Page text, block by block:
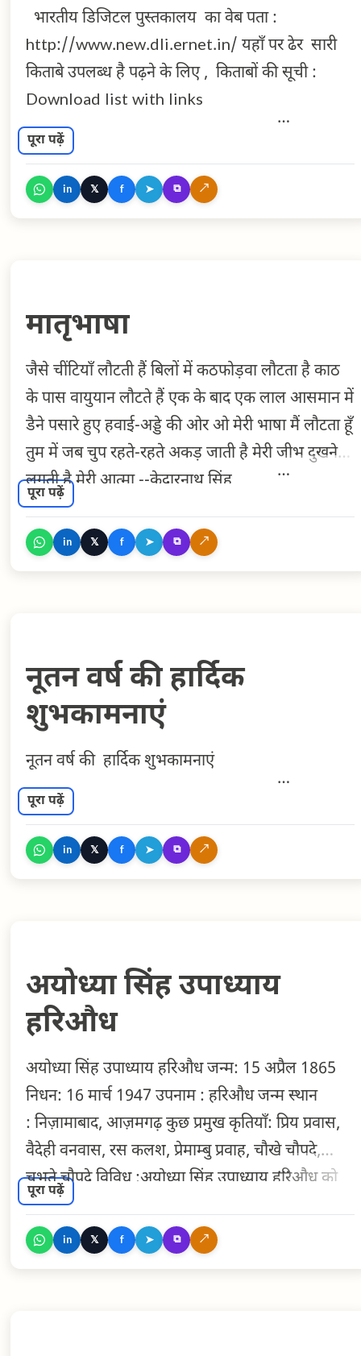
१९३२-३३ में वे माखनलाल चतुर्वेदी के संपर्क में आए और
वे आग्रहपूर्वक कर्मवीर में भवानी प्रसाद मिश्र की कविताएँ
प्रकाशित करते रहे। हंस में काफी कविताएँ छपीं और फिर
अज्ञेय जी ने दूसरे सप्तक में इन्हे प्रकाशित किया। दूसरे
सप्तक के प्रकाशन के बाद प्रकाशन क्रम ज्यादा ...
भारतीय डिजिटल पुस्तकालय का वेब पता :
http://www.new.dli.ernet.in/ यहाँ पर ढेर सारी
किताबे उपलब्ध है पढ़ने के लिए , किताबों की सूची :
Download list with links
पूरा पढ़ें
in 𝕏 f ➤ ⧉ ↗
मातृभाषा
जैसे चींटियाँ लौटती हैं बिलों में कठफोड़वा लौटता है काठ
के पास वायुयान लौटते हैं एक के बाद एक लाल आसमान में
डैने पसारे हुए हवाई-अड्डे की ओर ओ मेरी भाषा मैं लौटता हूँ
तुम में जब चुप रहते-रहते अकड़ जाती है मेरी जीभ दुखने
लगती है मेरी आत्मा --केदारनाथ सिंह
पूरा पढ़ें
in 𝕏 f ➤ ⧉ ↗
नूतन वर्ष की हार्दिक
शुभकामनाएं
नूतन वर्ष की हार्दिक शुभकामनाएं
पूरा पढ़ें
in 𝕏 f ➤ ⧉ ↗
अयोध्या सिंह उपाध्याय
हरिऔध
अयोध्या सिंह उपाध्याय हरिऔध जन्म: 15 अप्रैल 1865
निधन: 16 मार्च 1947 उपनाम : हरिऔध जन्म स्थान
: निज़ामाबाद, आज़मगढ़ कुछ प्रमुख कृतियाँ: प्रिय प्रवास,
वैदेही वनवास, रस कलश, प्रेमाम्बु प्रवाह, चौखे चौपदे,
चुभते चौपदे विविध :अयोध्या सिंह उपाध्याय हरिऔध को
खड़ी बोली का प्रथम महाकाव्यकार माना जाता है।
पूरा पढ़ें
in 𝕏 f ➤ ⧉ ↗